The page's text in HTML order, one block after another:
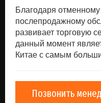
Благодаря
послепродажному
развивает торговую
данный момент
Китае с самым
Позвонить